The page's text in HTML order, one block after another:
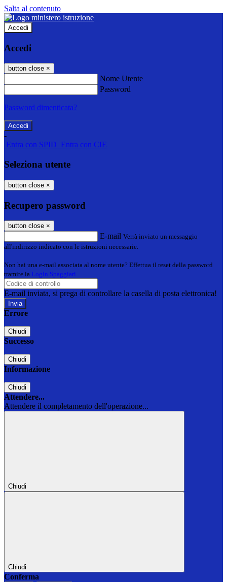
Salta al contenuto
Accedi
Accedi
button close ×
Nome Utente
Password
Password dimenticata?
-
Entra con SPID Entra con CIE
Seleziona utente
button close ×
Recupero password
button close ×
E-mail Verrà inviato un messaggio
all'indirizzo indicato con le istruzioni necessarie.
Non hai una e-mail associata al nome utente? Effettua il reset della password
tramite la Login Spaggiari
E-mail inviata, si prega di controllare la casella di posta elettronica!
Errore
Chiudi
Successo
Chiudi
Informazione
Chiudi
Attendere...
Attendere il completamento dell'operazione...
Chiudi
Chiudi
Conferma